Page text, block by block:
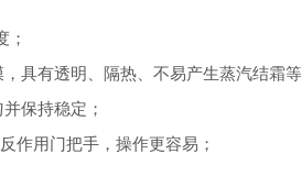
；
具有透明、隔热、不易产生蒸汽结霜等
保持稳定；
作用门把手，操作更容易；